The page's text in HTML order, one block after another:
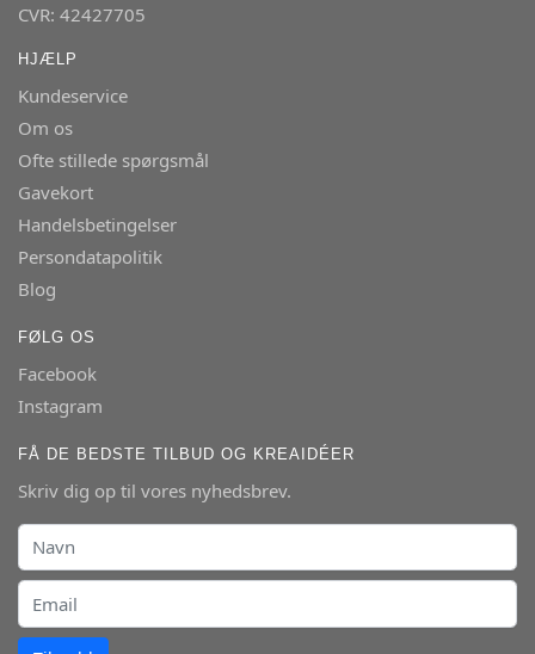
CVR: 42427705
HJÆLP
Kundeservice
Om os
Ofte stillede spørgsmål
Gavekort
Handelsbetingelser
Persondatapolitik
Blog
FØLG OS
Facebook
Instagram
FÅ DE BEDSTE TILBUD OG KREAIDÉER
Skriv dig op til vores nyhedsbrev.